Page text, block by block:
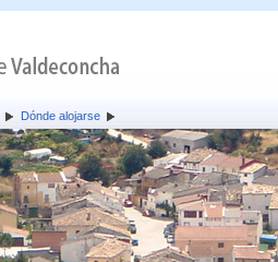
Dónde alojarse